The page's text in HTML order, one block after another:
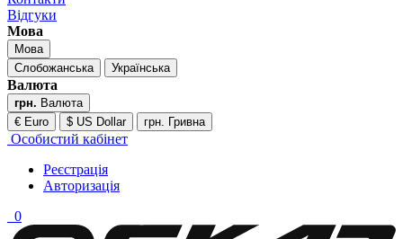
Відгуки
Мова
Мова
Слобожанська
Українська
Валюта
грн. Валюта
€ Euro
$ US Dollar грн. Гривна
Особистий кабінет
Реєстрація
Авторизація
0